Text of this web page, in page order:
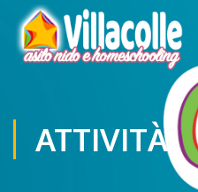
ATTIVITÀ